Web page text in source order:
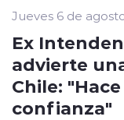
Jueves 6 de
Ex
advierte
Chile:
confianza"